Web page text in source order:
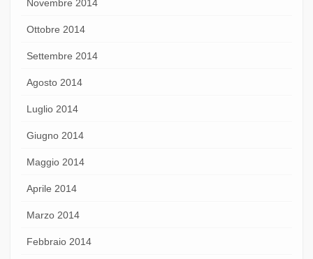
Novembre 2014
Ottobre 2014
Settembre 2014
Agosto 2014
Luglio 2014
Giugno 2014
Maggio 2014
Aprile 2014
Marzo 2014
Febbraio 2014